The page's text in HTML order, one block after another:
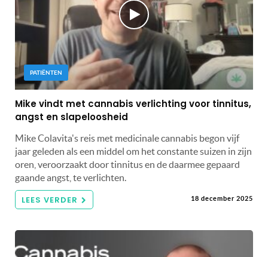
PATIËNTEN
Mike vindt met cannabis verlichting voor tinnitus,
angst en slapeloosheid
Mike Colavita's reis met medicinale cannabis begon vijf
jaar geleden als een middel om het constante suizen in zijn
oren, veroorzaakt door tinnitus en de daarmee gepaard
gaande angst, te verlichten.
LEES VERDER 18 december 2025